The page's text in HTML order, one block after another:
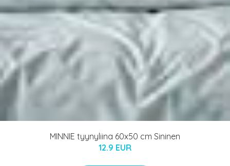
MINNIE tyynyliina 60x50 cm Sininen
12.9 EUR